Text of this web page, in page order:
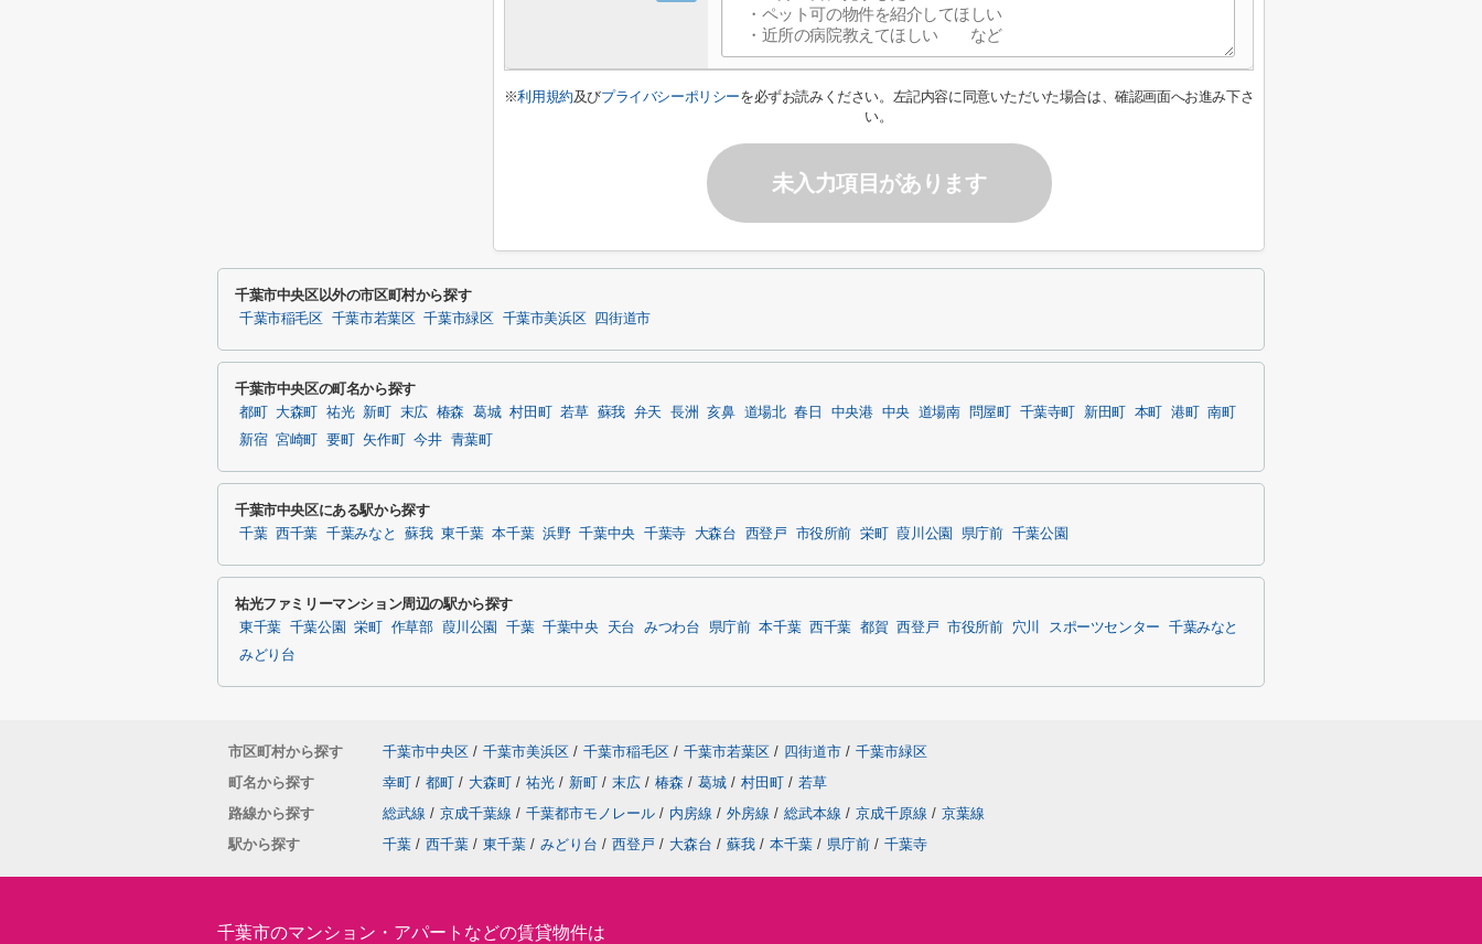
※利用規約及びプライバシーポリシーを必ずお読みください。左記内容に同意いただいた場合は、確認画面へお進み下さ
い。
未入力項目があります
千葉市中央区以外の市区町村から探す
千葉市稲毛区 千葉市若葉区 千葉市緑区 千葉市美浜区 四街道市
千葉市中央区の町名から探す
都町 大森町 祐光 新町 末広 椿森 葛城 村田町 若草 蘇我 弁天 長洲 亥鼻 道場北 春日 中央港 中央 道場南 問屋町 千葉寺町 新田町 本町 港町
南町
新宿 宮崎町 要町 矢作町 今井 青葉町
千葉市中央区にある駅から探す
千葉 西千葉 千葉みなと 蘇我 東千葉 本千葉 浜野 千葉中央 千葉寺 大森台 西登戸 市役所前 栄町 葭川公園 県庁前 千葉公園
祐光ファミリーマンション周辺の駅から探す
東千葉 千葉公園 栄町 作草部 葭川公園 千葉 千葉中央 天台 みつわ台 県庁前 本千葉 西千葉 都賀 西登戸 市役所前 穴川 スポーツセンター
千葉みなと
みどり台
市区町村から探す 千葉市中央区 / 千葉市美浜区 / 千葉市稲毛区 / 千葉市若葉区 / 四街道市 / 千葉市緑区
町名から探す
幸町 / 都町 / 大森町 / 祐光 / 新町 / 末広 / 椿森 / 葛城 / 村田町 / 若草
路線から探す
総武線 / 京成千葉線 / 千葉都市モノレール / 内房線 / 外房線 / 総武本線 / 京成千原線 / 京葉線
駅から探す
千葉 / 西千葉 / 東千葉 / みどり台 / 西登戸 / 大森台 / 蘇我 / 本千葉 / 県庁前 / 千葉寺
千葉市のマンション・アパートなどの賃貸物件は